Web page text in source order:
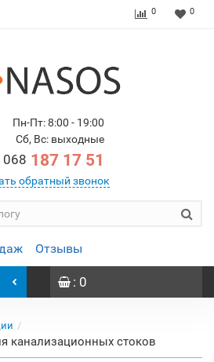
0 0
Пн-Пт: 8:00 - 19:00
Сб, Вс: выходные
068 187 17 51
обратный звонок
Отзывы
: 0
канализационных стоков